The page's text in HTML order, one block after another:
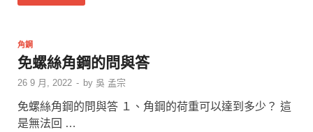
角鋼
免螺絲角鋼的問與答
26 9 月, 2022 - by 吳 孟宗
免螺絲角鋼的問與答 １、角鋼的荷重可以達到多少？ 這
是無法回 …